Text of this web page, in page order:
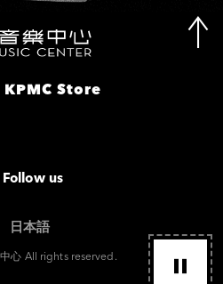
KPMC Store
Follow us
心 All rights reserved.
日本語